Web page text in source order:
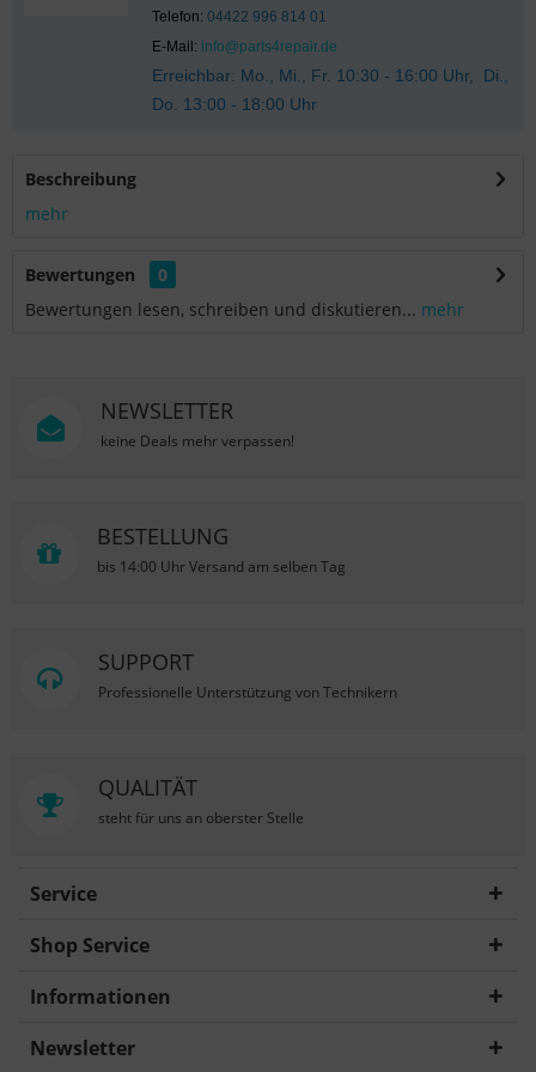
Telefon: 04422 996 814 01
E-Mail: info@parts4repair.de
Erreichbar: Mo., Mi., Fr. 10:30 - 16:00 Uhr, Di.,
Do. 13:00 - 18:00 Uhr
Beschreibung
mehr
Bewertungen
0
Bewertungen lesen, schreiben und diskutieren... mehr
NEWSLETTER
keine Deals mehr verpassen!
BESTELLUNG
bis 14:00 Uhr Versand am selben Tag
SUPPORT
Professionelle Unterstützung von Technikern
QUALITÄT
steht für uns an oberster Stelle
Service
Shop Service
Informationen
Newsletter